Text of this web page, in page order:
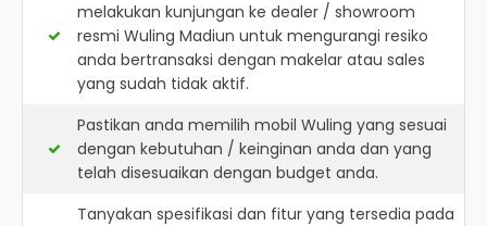
melakukan kunjungan ke dealer / showroom
resmi Wuling Madiun untuk mengurangi resiko
anda bertransaksi dengan makelar atau sales
yang sudah tidak aktif.
Pastikan anda memilih mobil Wuling yang sesuai
dengan kebutuhan / keinginan anda dan yang
telah disesuaikan dengan budget anda.
Tanyakan spesifikasi dan fitur yang tersedia pada